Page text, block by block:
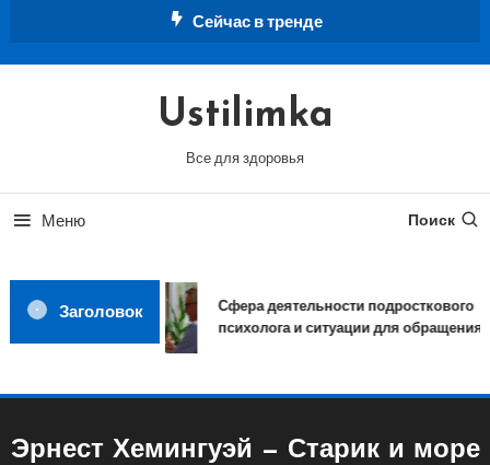
Сейчас в тренде
Ustilimka
Все для здоровья
Меню Поиск
Заголовок
Сфера деятельности подросткового
психолога и ситуации для обращения
Эрнест Хемингуэй — Старик и море